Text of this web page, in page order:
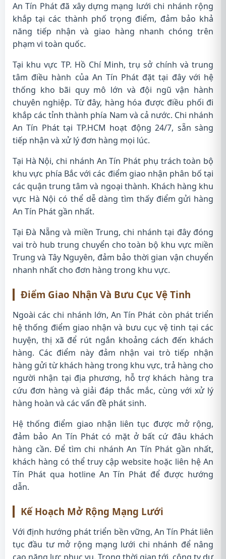
An Tín Phát đã xây dựng mạng lưới chi nhánh rộng
khắp tại các thành phố trọng điểm, đảm bảo khả
năng tiếp nhận và giao hàng nhanh chóng trên
phạm vi toàn quốc.
Tại khu vực TP. Hồ Chí Minh, trụ sở chính và trung
tâm điều hành của An Tín Phát đặt tại đây với hệ
thống kho bãi quy mô lớn và đội ngũ vận hành
chuyên nghiệp. Từ đây, hàng hóa được điều phối đi
khắp các tỉnh thành phía Nam và cả nước. Chi nhánh
An Tín Phát tại TP.HCM hoạt động 24/7, sẵn sàng
tiếp nhận và xử lý đơn hàng mọi lúc.
Tại Hà Nội, chi nhánh An Tín Phát phụ trách toàn bộ
khu vực phía Bắc với các điểm giao nhận phân bố tại
các quận trung tâm và ngoại thành. Khách hàng khu
vực Hà Nội có thể dễ dàng tìm thấy điểm gửi hàng
An Tín Phát gần nhất.
Tại Đà Nẵng và miền Trung, chi nhánh tại đây đóng
vai trò hub trung chuyển cho toàn bộ khu vực miền
Trung và Tây Nguyên, đảm bảo thời gian vận chuyển
nhanh nhất cho đơn hàng trong khu vực.
Điểm Giao Nhận Và Bưu Cục Vệ Tinh
Ngoài các chi nhánh lớn, An Tín Phát còn phát triển
hệ thống điểm giao nhận và bưu cục vệ tinh tại các
huyện, thị xã để rút ngắn khoảng cách đến khách
hàng. Các điểm này đảm nhận vai trò tiếp nhận
hàng gửi từ khách hàng trong khu vực, trả hàng cho
người nhận tại địa phương, hỗ trợ khách hàng tra
cứu đơn hàng và giải đáp thắc mắc, cùng với xử lý
hàng hoàn và các vấn đề phát sinh.
Hệ thống điểm giao nhận liên tục được mở rộng,
đảm bảo An Tín Phát có mặt ở bất cứ đâu khách
hàng cần. Để tìm chi nhánh An Tín Phát gần nhất,
khách hàng có thể truy cập website hoặc liên hệ An
Tín Phát qua hotline An Tín Phát để được hướng
dẫn.
Kế Hoạch Mở Rộng Mạng Lưới
Với định hướng phát triển bền vững, An Tín Phát liên
tục đầu tư mở rộng mạng lưới chi nhánh để nâng